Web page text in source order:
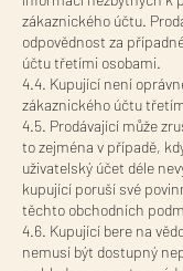
zákaznického účtu.
odpovědnost za
účtu třetími osobami.
4.4. Kupující není
zákaznického účtu
4.5. Prodávající může
to zejména v případě,
uživatelský účet déle
kupující poruší své
těchto obchodních
4.6. Kupující bere na
nemusí být dostupný